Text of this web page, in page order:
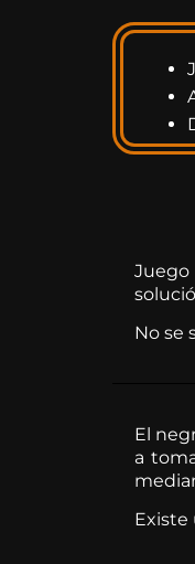
Juego
No se
El
a
Existe